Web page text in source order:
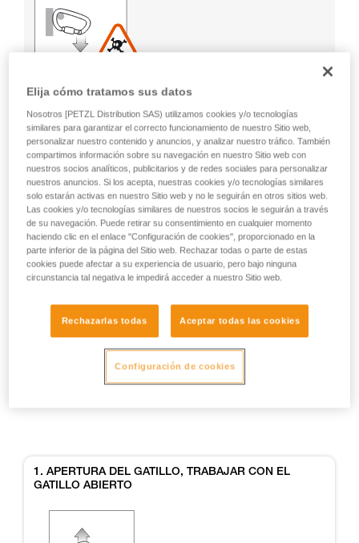
RIESGOS DE DAÑAR EL CASQUILLO DE BLOQUEO
Ejemplos de situaciones de riesgo sobre el
1. APERTURA DEL GATILLO, TRABAJAR CON EL
GATILLO ABIERTO
Elija cómo tratamos sus datos
Nosotros [PETZL Distribution SAS) utilizamos cookies y/o tecnologías
similares para garantizar el correcto funcionamiento de nuestro Sitio web,
personalizar nuestro contenido y anuncios, y analizar nuestro tráfico. También
compartimos información sobre su navegación en nuestro Sitio web con
nuestros socios analíticos, publicitarios y de redes sociales para personalizar
nuestros anuncios. Si los acepta, nuestras cookies y/o tecnologías similares
solo estarán activas en nuestro Sitio web y no le seguirán en otros sitios web.
Las cookies y/o tecnologías similares de nuestros socios le seguirán a través
de su navegación. Puede retirar su consentimiento en cualquier momento
haciendo clic en el enlace "Configuración de cookies", proporcionado en la
parte inferior de la página del Sitio web. Rechazar todas o parte de estas
cookies puede afectar a su experiencia de usuario, pero bajo ninguna
circunstancia tal negativa le impedirá acceder a nuestro Sitio web.
Rechazarlas todas Aceptar todas las cookies
Configuración de cookies